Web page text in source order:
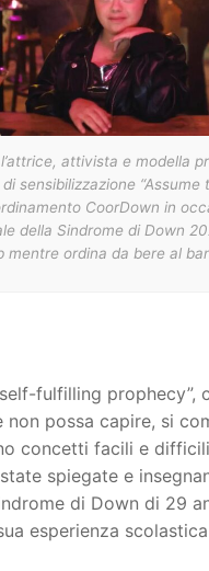
attivista e modella
sensibilizzazione “Assume
CoorDown in
della Sindrome di Down
mentre ordina da bere al
fulfilling prophecy”,
non possa capire, si
concetti facili e
spiegate e
di Down di 29
esperienza scolastica